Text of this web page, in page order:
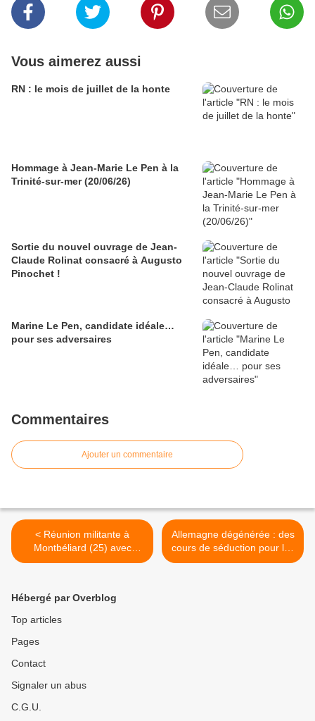
Vous aimerez aussi
RN : le mois de juillet de la honte
Hommage à Jean-Marie Le Pen à la
Trinité-sur-mer (20/06/26)
Sortie du nouvel ouvrage de Jean-
Claude Rolinat consacré à Augusto
Pinochet !
Marine Le Pen, candidate idéale…
pour ses adversaires
Commentaires
Ajouter un commentaire
< Réunion militante à
Montbéliard (25) avec
Thomas Joly
Allemagne dégénérée : des
cours de séduction pour les
prédateurs sexuels
Hébergé par Overblog
Top articles
Pages
Contact
Signaler un abus
C.G.U.